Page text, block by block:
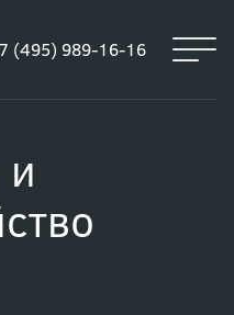
(495) 989-16-16